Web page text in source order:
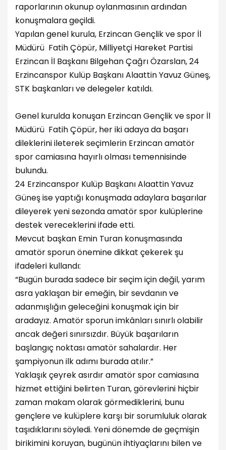
raporlarının okunup oylanmasının ardından
konuşmalara geçildi.
Yapılan genel kurula, Erzincan Gençlik ve spor İl
Müdürü Fatih Çöpür, Milliyetçi Hareket Partisi
Erzincan İl Başkanı Bilgehan Çağrı Özarslan, 24
Erzincanspor Kulüp Başkanı Alaattin Yavuz Güneş,
STK başkanları ve delegeler katıldı.
Genel kurulda konuşan Erzincan Gençlik ve spor İl
Müdürü Fatih Çöpür, her iki adaya da başarı
dileklerini ileterek seçimlerin Erzincan amatör
spor camiasına hayırlı olması temennisinde
bulundu.
24 Erzincanspor Kulüp Başkanı Alaattin Yavuz
Güneş ise yaptığı konuşmada adaylara başarılar
dileyerek yeni sezonda amatör spor kulüplerine
destek vereceklerini ifade etti.
Mevcut başkan Emin Turan konuşmasında
amatör sporun önemine dikkat çekerek şu
ifadeleri kullandı:
“Bugün burada sadece bir seçim için değil, yarım
asra yaklaşan bir emeğin, bir sevdanın ve
adanmışlığın geleceğini konuşmak için bir
aradayız. Amatör sporun imkânları sınırlı olabilir
ancak değeri sınırsızdır. Büyük başarıların
başlangıç noktası amatör sahalardır. Her
şampiyonun ilk adımı burada atılır.”
Yaklaşık çeyrek asırdır amatör spor camiasına
hizmet ettiğini belirten Turan, görevlerini hiçbir
zaman makam olarak görmediklerini, bunu
gençlere ve kulüplere karşı bir sorumluluk olarak
taşıdıklarını söyledi. Yeni dönemde de geçmişin
birikimini koruyan, bugünün ihtiyaçlarını bilen ve